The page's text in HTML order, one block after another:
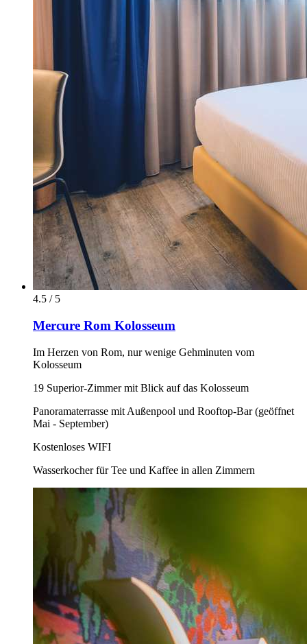
4.5 / 5
Mercure Rom Kolosseum
Im Herzen von Rom, nur wenige Gehminuten vom
Kolosseum
19 Superior-Zimmer mit Blick auf das Kolosseum
Panoramaterrasse mit Außenpool und Rooftop-Bar (geöffnet
Mai - September)
Kostenloses WIFI
Wasserkocher für Tee und Kaffee in allen Zimmern